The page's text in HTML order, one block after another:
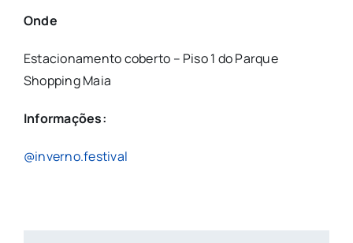
Onde
Estacionamento coberto – Piso 1 do Parque
Shopping Maia
Informações:
@inverno.festival